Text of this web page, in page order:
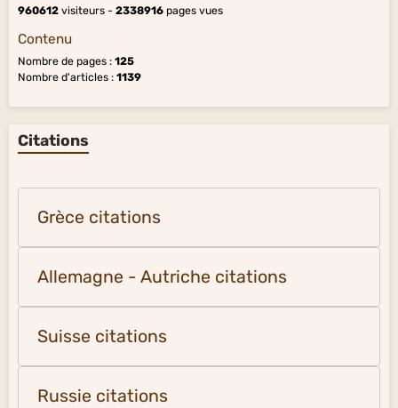
960612 visiteurs - 2338916 pages vues
Contenu
Nombre de pages : 125
Nombre d'articles : 1139
Citations
Grèce citations
Allemagne - Autriche citations
Suisse citations
Russie citations